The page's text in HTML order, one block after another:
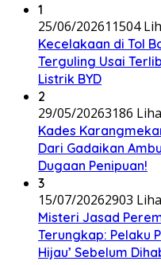
1
25/06/202611504
Kecelakaan di Tol
Terguling Usai
Listrik BYD
2
29/05/20263186
Kades
Dari Gadaikan
Dugaan Penipuan!
3
15/07/20262903
Misteri Jasad
Terungkap: Pelaku
Hijau’ Sebelum